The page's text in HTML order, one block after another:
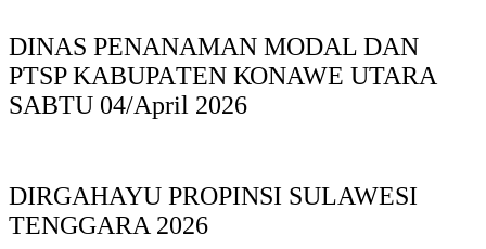
DINAS PΕΝΑΝΑΜAN MODAL DAN
PTSP KABUPAΤΕΝ ΚΟNAWE UTARA
SABTU 04/April 2026
DIRGAHAYU PROPINSI SULAWESI
TENGGARA 2026